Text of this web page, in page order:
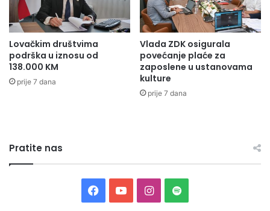
Lovačkim društvima
podrška u iznosu od
138.000 KM
prije 7 dana
Vlada ZDK osigurala
povećanje plaće za
zaposlene u ustanovama
kulture
prije 7 dana
Pratite nas
Facebook
YouTubeInstagram
Spotify